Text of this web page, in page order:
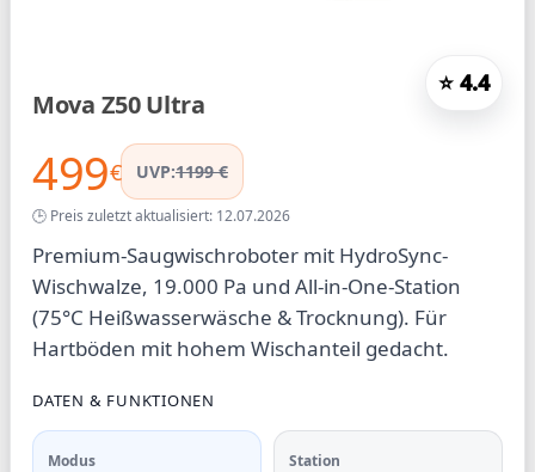
Mova Z50 Ultra
⭐ 4.4
499€ UVP:1199 €
🕒 Preis zuletzt aktualisiert: 12.07.2026
Premium-Saugwischroboter mit HydroSync-
Wischwalze, 19.000 Pa und All-in-One-Station
(75°C Heißwasserwäsche & Trocknung). Für
Hartböden mit hohem Wischanteil gedacht.
DATEN & FUNKTIONEN
Modus Station